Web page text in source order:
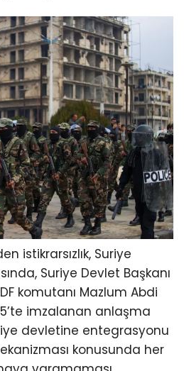
istikrarsızlık, Suriye
Suriye Devlet Başkanı
komutanı Mazlum Abdi
imzalanan anlaşma
devletine entegrasyonu
konusunda her